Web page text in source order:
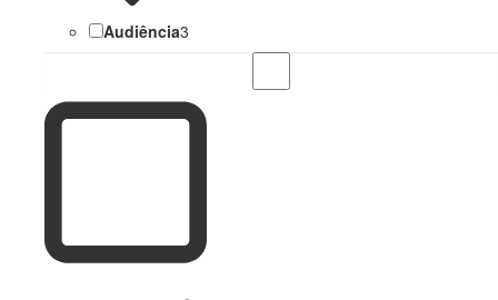
Audiência3